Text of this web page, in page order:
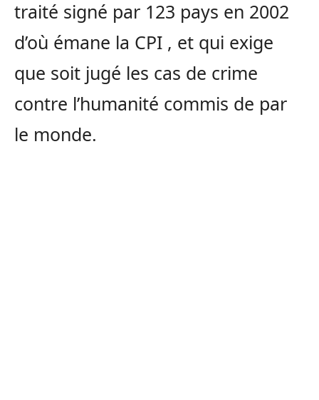
traité signé par 123 pays en 2002
d’où émane la CPI , et qui exige
que soit jugé les cas de crime
contre l’humanité commis de par
le monde.